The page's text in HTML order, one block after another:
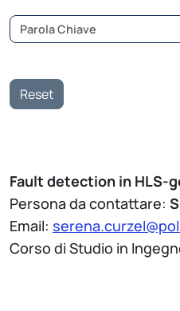
Fault detection in HLS-
Persona da contattare:
Email:
Corso di Studio in